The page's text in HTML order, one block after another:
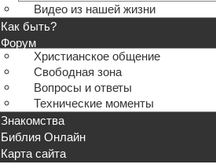
Видео из нашей жизни
Как быть?
Форум
Христианское общение
Свободная зона
Вопросы и ответы
Технические моменты
Знакомства
Библия Онлайн
Карта сайта